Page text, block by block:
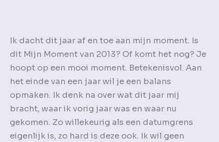
Ik dacht dit jaar af en toe aan mijn moment. Is
dit Mijn Moment van 2013? Of komt het nog? Je
hoopt op een mooi moment. Betekenisvol. Aan
het einde van een jaar wil je een balans
opmaken. Ik denk na over wat dit jaar mij
bracht, waar ik vorig jaar was en waar nu
gekomen. Zo willekeurig als een datumgrens
eigenlijk is, zo hard is deze ook. Ik wil geen